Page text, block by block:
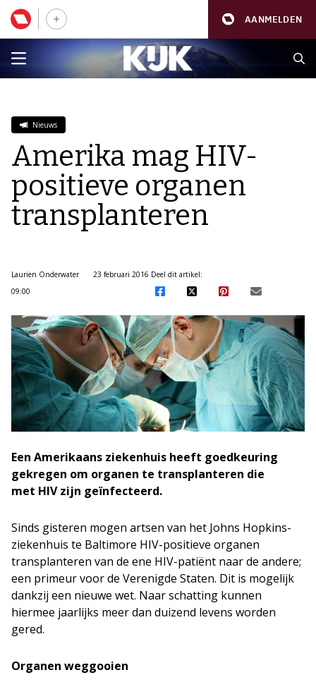
AANMELDEN
Nieuws
Amerika mag HIV-
positieve organen
transplanteren
Laurien Onderwater
23 februari 2016
09:00
Deel dit artikel:
Een Amerikaans ziekenhuis heeft goedkeuring
gekregen om organen te transplanteren die
met HIV zijn geïnfecteerd.
Sinds gisteren mogen artsen van het Johns Hopkins-
ziekenhuis te Baltimore HIV-positieve organen
transplanteren van de ene HIV-patiënt naar de andere;
een primeur voor de Verenigde Staten. Dit is mogelijk
dankzij een nieuwe wet. Naar schatting kunnen
hiermee jaarlijks meer dan duizend levens worden
gered.
Organen weggooien